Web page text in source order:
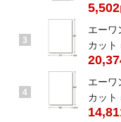
5,502
3
エーワ
カット
4
エーワ
カット